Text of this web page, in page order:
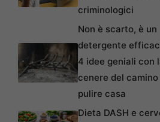
criminologici
Non è scarto, è un
detergente
4 idee geniali con
cenere del
pulire casa
Dieta DASH e